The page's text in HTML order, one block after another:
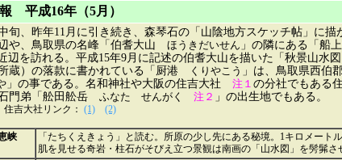
平成16年（5月）
旬、昨年11月に引き続き、森琴石の「山陰地方スケッチ帖」に描
や、鳥取県の名峰「伯耆大山 ほうきだいせん 」の隣にある「船
辺を訪れる。平成15年9月に記述の伯耆大山を描いた「秋景山水
蔵）の落款に書かれている「厨港
くりやこう 」は、鳥取県西伯
」の事である。名和神社や大阪の住吉大社 注１ の分社でもある
門弟「舩田舩岳 ふなた せんがく 注２ 」の出生地でもある。
住吉大社リンク： (1) (2)
峡
「たちくえきょう」と読む。所原の少し先にある秘境。1キロメート
肌を見せる奇岩・柱石がそびえ立つ景観は南画の「山水図」を髣髴さ